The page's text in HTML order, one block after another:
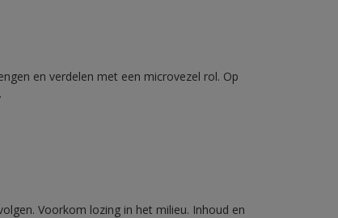
en verdelen met een microvezel rol. Op
Voorkom lozing in het milieu. Inhoud en